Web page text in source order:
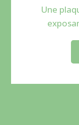
Une